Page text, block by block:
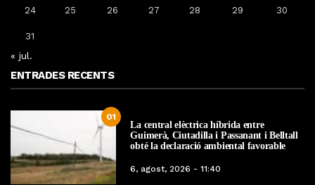
24 25 26 27 28 29 30
31
« jul.
ENTRADES RECENTS
01
La central elèctrica híbrida entre
Guimerà, Ciutadilla i Passanant i Belltall
obté la declaració ambiental favorable
6, agost, 2026 - 11:40